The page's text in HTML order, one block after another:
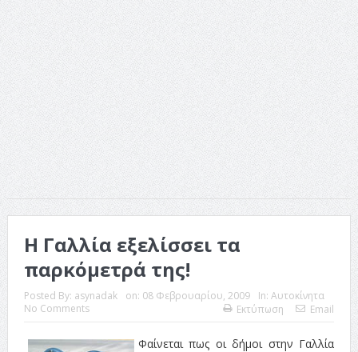
Η Γαλλία εξελίσσει τα
παρκόμετρά της!
Posted By: asynadak on: 08 Φεβρουαρίου, 2009 In: Αυτοκίνητα
No Comments
Εκτύπωση Email
Φαίνεται πως οι δήμοι στην Γαλλία